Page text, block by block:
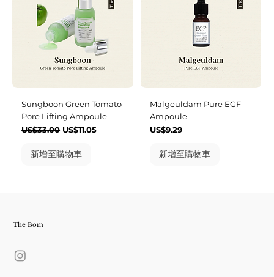
Sungboon Green Tomato
Pore Lifting Ampoule
一般價格
US$33.00 促銷價格
US$11.05
新增至購物車
Malgeuldam Pure EGF
Ampoule
價格
US$9.29
新增至購物車
The Bom